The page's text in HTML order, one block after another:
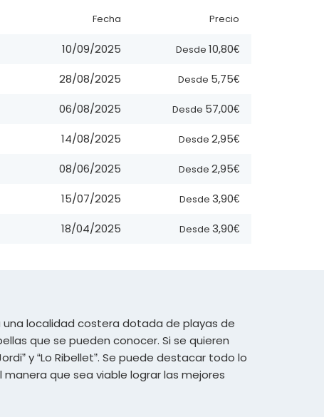
Fecha Precio
10/09/2025 Desde 10,80€
28/08/2025 Desde 5,75€
06/08/2025 Desde 57,00€
14/08/2025 Desde 2,95€
08/06/2025 Desde 2,95€
15/07/2025 Desde 3,90€
18/04/2025 Desde 3,90€
una localidad costera dotada de playas de
que se pueden conocer. Si se quieren
y “Lo Ribellet”. Se puede destacar todo lo
que sea viable lograr las mejores